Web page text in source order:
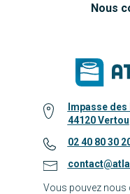
Nous
Impasse
44120 Vertou
02 40 80 30
Vous pouvez nous